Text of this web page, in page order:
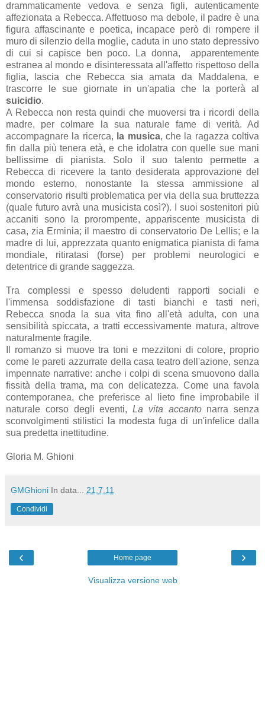
drammaticamente vedova e senza figli, autenticamente
affezionata a Rebecca. Affettuoso ma debole, il padre è una
figura affascinante e poetica, incapace però di rompere il
muro di silenzio della moglie, caduta in uno stato depressivo
di cui si capisce ben poco. La donna, apparentemente
estranea al mondo e disinteressata all'affetto rispettoso della
figlia, lascia che Rebecca sia amata da Maddalena, e
trascorre le sue giornate in un'apatia che la porterà al
suicidio.
A Rebecca non resta quindi che muoversi tra i ricordi della
madre, per colmare la sua naturale fame di verità. Ad
accompagnare la ricerca, la musica, che la ragazza coltiva
fin dalla più tenera età, e che idolatra con quelle sue mani
bellissime di pianista. Solo il suo talento permette a
Rebecca di ricevere la tanto desiderata approvazione del
mondo esterno, nonostante la stessa ammissione al
conservatorio risulti problematica per via della sua bruttezza
(quale futuro avrà una musicista così?). I suoi sostenitori più
accaniti sono la prorompente, appariscente musicista di
casa, zia Erminia; il maestro di conservatorio De Lellis; e la
madre di lui, apprezzata quanto enigmatica pianista di fama
mondiale, ritiratasi (forse) per problemi neurologici e
detentrice di grande saggezza.
Tra complessi e spesso deludenti rapporti sociali e
l'immensa soddisfazione di tasti bianchi e tasti neri,
Rebecca snoda la sua vita fino all'età adulta, con una
sensibilità spiccata, a tratti eccessivamente matura, altrove
naturalmente fragile.
Il romanzo si muove tra toni e mezzitoni di colore, proprio
come le pareti azzurrate della casa teatro dell'azione, senza
impennate narrative: anche i colpi di scena smuovono dalla
fissità della trama, ma con delicatezza. Come una favola
contemporanea, che preferisce al lieto fine improbabile il
naturale corso degli eventi, La vita accantonarra senza
sconvolgimenti stilistici la modesta fuga di un'infelice dalla
sua predetta inettitudine.
Gloria M. Ghioni
GMGhioni In data... 21.7.11
Condividi
‹ ›
Home page
Visualizza versione web